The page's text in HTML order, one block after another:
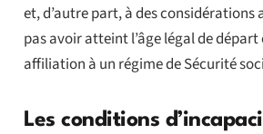
et, d’autre part, à des
pas avoir atteint l’âge légal de
affiliation à un régime de Sécurité
Les conditions